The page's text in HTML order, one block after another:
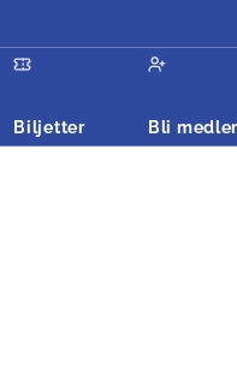
Biljetter Bli